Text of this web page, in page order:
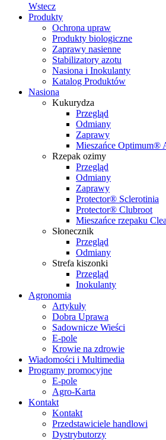
Wstecz
Produkty
Ochrona upraw
Produkty biologiczne
Zaprawy nasienne
Stabilizatory azotu
Nasiona i Inokulanty
Katalog Produktów
Nasiona
Kukurydza
Przegląd
Odmiany
Zaprawy
Mieszańce
Rzepak ozimy
Przegląd
Odmiany
Zaprawy
Protector® Sclerotinia
Protector® Clubroot
Mieszańce rzepaku
Słonecznik
Przegląd
Odmiany
Strefa kiszonki
Przegląd
Inokulanty
Agronomia
Artykuły
Dobra Uprawa
Sadownicze Wieści
E-pole
Krowie na zdrowie
Wiadomości i Multimedia
Programy promocyjne
E-pole
Agro-Karta
Kontakt
Kontakt
Przedstawiciele handlowi
Dystrybutorzy